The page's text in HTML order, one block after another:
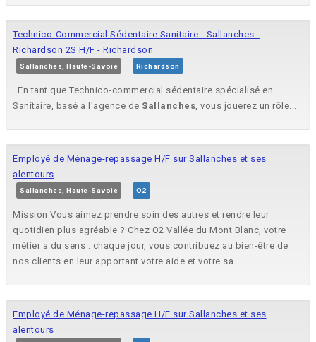
Technico-Commercial Sédentaire Sanitaire - Sallanches -
Richardson 2S H/F - Richardson
Sallanches, Haute-Savoie Richardson
. En tant que Technico-commercial sédentaire spécialisé en
Sanitaire, basé à l'agence de Sallanches, vous jouerez un rôle...
Employé de Ménage-repassage H/F sur Sallanches et ses
alentours
Sallanches, Haute-Savoie O2
Mission Vous aimez prendre soin des autres et rendre leur
quotidien plus agréable ? Chez O2 Vallée du Mont Blanc, votre
métier a du sens : chaque jour, vous contribuez au bien-être de
nos clients en leur apportant votre aide et votre sa...
Employé de Ménage-repassage H/F sur Sallanches et ses
alentours